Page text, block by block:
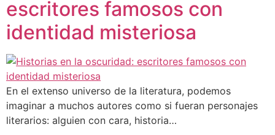
escritores famosos con
identidad misteriosa
En el extenso universo de la literatura, podemos
imaginar a muchos autores como si fueran personajes
literarios: alguien con cara, historia…